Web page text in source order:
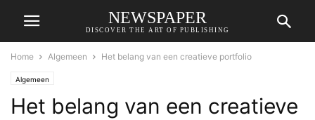
NEWSPAPER
DISCOVER THE ART OF PUBLISHING
Home Algemeen Het belang van een creatieve portfolio
Algemeen
Het belang van een creatieve